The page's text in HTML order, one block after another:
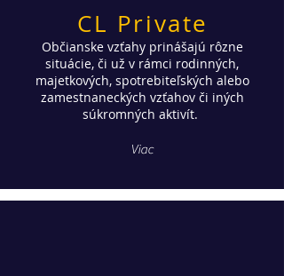
CL Private
Občianske vzťahy prinášajú rôzne
situácie, či už v rámci rodinných,
majetkových, spotrebiteľských alebo
zamestnaneckých vzťahov či iných
súkromných aktivít.
Viac